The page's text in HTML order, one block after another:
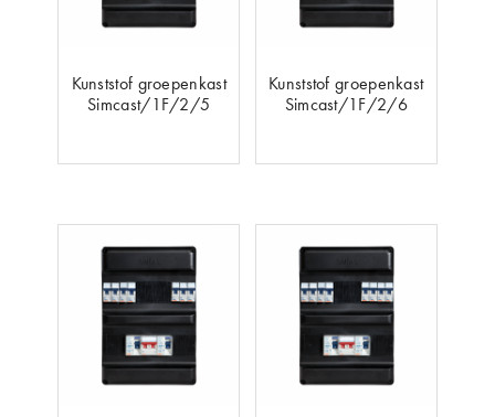
Kunststof groepenkast
Simcast/1F/2/5
Kunststof groepenkast
Simcast/1F/2/6